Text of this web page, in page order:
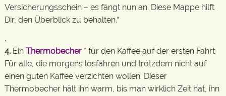
Versicherungsschein – es fängt nun an. Diese Mappe hilft
Dir, den Überblick zu behalten.“
.
4. Ein Thermobecher * für den Kaffee auf der ersten Fahrt
Für alle, die morgens losfahren und trotzdem nicht auf
einen guten Kaffee verzichten wollen. Dieser
Thermobecher hält ihn warm, bis man wirklich Zeit hat, ihn